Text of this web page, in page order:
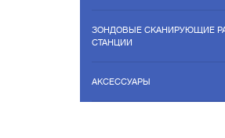
ЗОНДОВЫЕ СКАНИРУЮЩИЕ
СТАНЦИИ
АКСЕССУАРЫ